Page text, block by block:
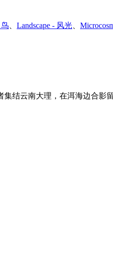
、 Landscape - 风光、
者集结云南大理，在洱海